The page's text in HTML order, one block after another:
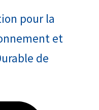
pour la
et
de